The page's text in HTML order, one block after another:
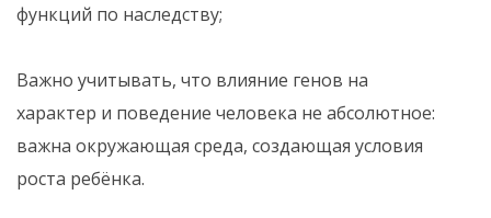
функций по наследству;
Важно учитывать, что влияние генов на
характер и поведение человека не абсолютное:
важна окружающая среда, создающая условия
роста ребёнка.